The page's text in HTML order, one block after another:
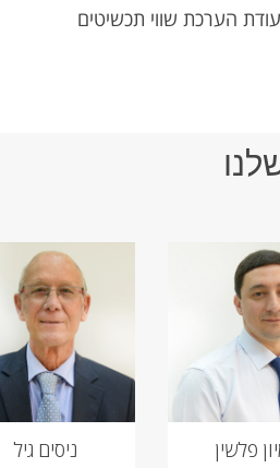
הערכת שווי תכשיטים
ניסים גיל פלשין